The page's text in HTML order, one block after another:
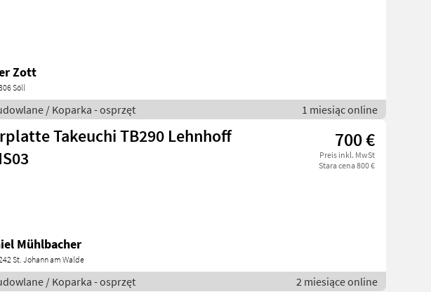
Zott
Söll
/ Koparka - osprzęt 1 miesiąc online
Takeuchi TB290 Lehnhoff
700 €
Preis inkl. MwSt
Stara cena 800 €
Mühlbacher
St. Johann am Walde
/ Koparka - osprzęt 2 miesiące online